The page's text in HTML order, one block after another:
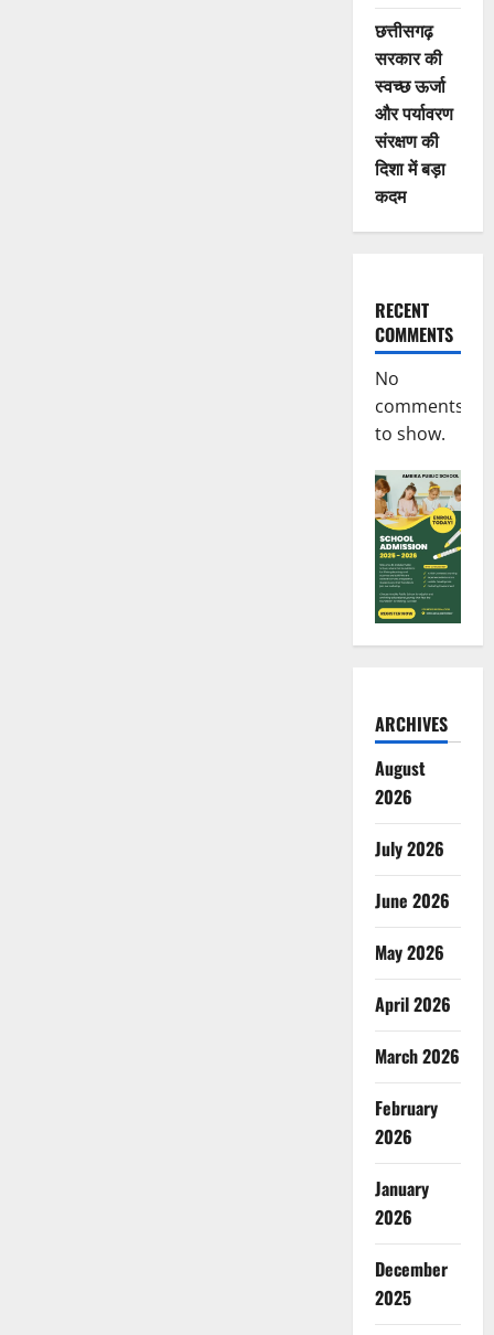
छत्तीसगढ़
सरकार की
स्वच्छ ऊर्जा
और पर्यावरण
संरक्षण की
दिशा में बड़ा
कदम
RECENT
COMMENTS
No
comments
to show.
ARCHIVES
August
2026
July 2026
June 2026
May 2026
April 2026
March 2026
February
2026
January
2026
December
2025